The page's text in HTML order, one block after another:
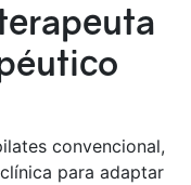
convencional,
para adaptar